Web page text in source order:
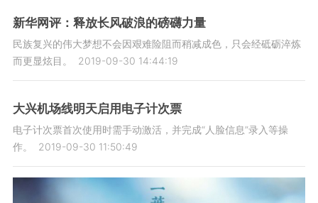
新华网评：释放长风破浪的磅礴力量
民族复兴的伟大梦想不会因艰难险阻而稍减成色，只会经砥砺淬炼
而更显炫目。
2019-09-30 14:44:19
大兴机场线明天启用电子计次票
电子计次票首次使用时需手动激活，并完成“人脸信息”录入等操
作。
2019-09-30 11:50:49